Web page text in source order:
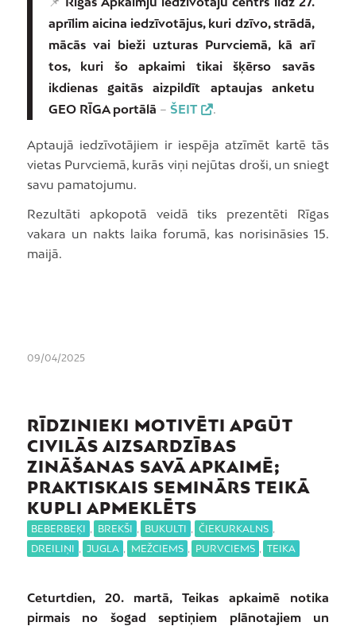
aprīlim aicina iedzīvotājus, kuri dzīvo, strādā,
mācās vai bieži uzturas Purvciemā, kā arī
tos, kuri šo apkaimi tikai šķērso savās
ikdienas gaitās aizpildīt aptaujas anketu
GEO RĪGA portālā – ŠEIT .
Aptaujā iedzīvotājiem ir iespēja atzīmēt kartē tās
vietas Purvciemā, kurās viņi nejūtas droši, un sniegt
savu pamatojumu.
Rezultāti apkopotā veidā tiks prezentēti Rīgas
vakara un nakts laika forumā, kas norisināsies 15.
maijā.
09/04/2025
RĪDZINIEKI MOTIVĒTI APGŪT
CIVILĀS AIZSARDZĪBAS
ZINĀŠANAS SAVĀ APKAIMĒ;
PRAKTISKAIS SEMINĀRS TEIKĀ
KUPLI APMEKLĒTS
BEBERBEĶI , BREKŠI , BUKULTI , ČIEKURKALNS ,
DREILIŅI , JUGLA , MEŽCIEMS , PURVCIEMS , TEIKA
Ceturtdien, 20. martā, Teikas apkaimē notika
pirmais no šogad septiņiem plānotajiem un